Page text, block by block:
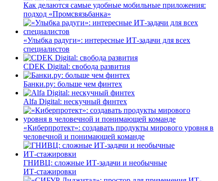
Как делаются самые удобные мобильные приложения:
подход «Промсвязьбанка»
«Улыбка радуги»: интересные ИТ-задачи для всех
специалистов
CDEK Digital: свобода развития
Банки.ру: больше чем финтех
Alfa Digital: нескучный финтех
«Киберпротект»: создавать продукты мирового уровня в
человечной и понимающей команде
ГНИВЦ: сложные ИТ‑задачи и необычные
ИТ‑стажировки